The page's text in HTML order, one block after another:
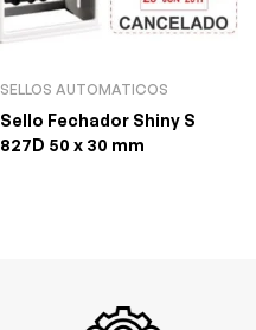
SELLOS AUTOMATICOS
Sello Fechador Shiny S
827D 50 x 30 mm